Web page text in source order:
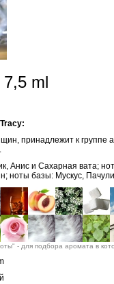
7,5 ml
принадлежит к группе
Анис и Сахарная вата;
ноты базы: Мускус,
- для подбора аромата в